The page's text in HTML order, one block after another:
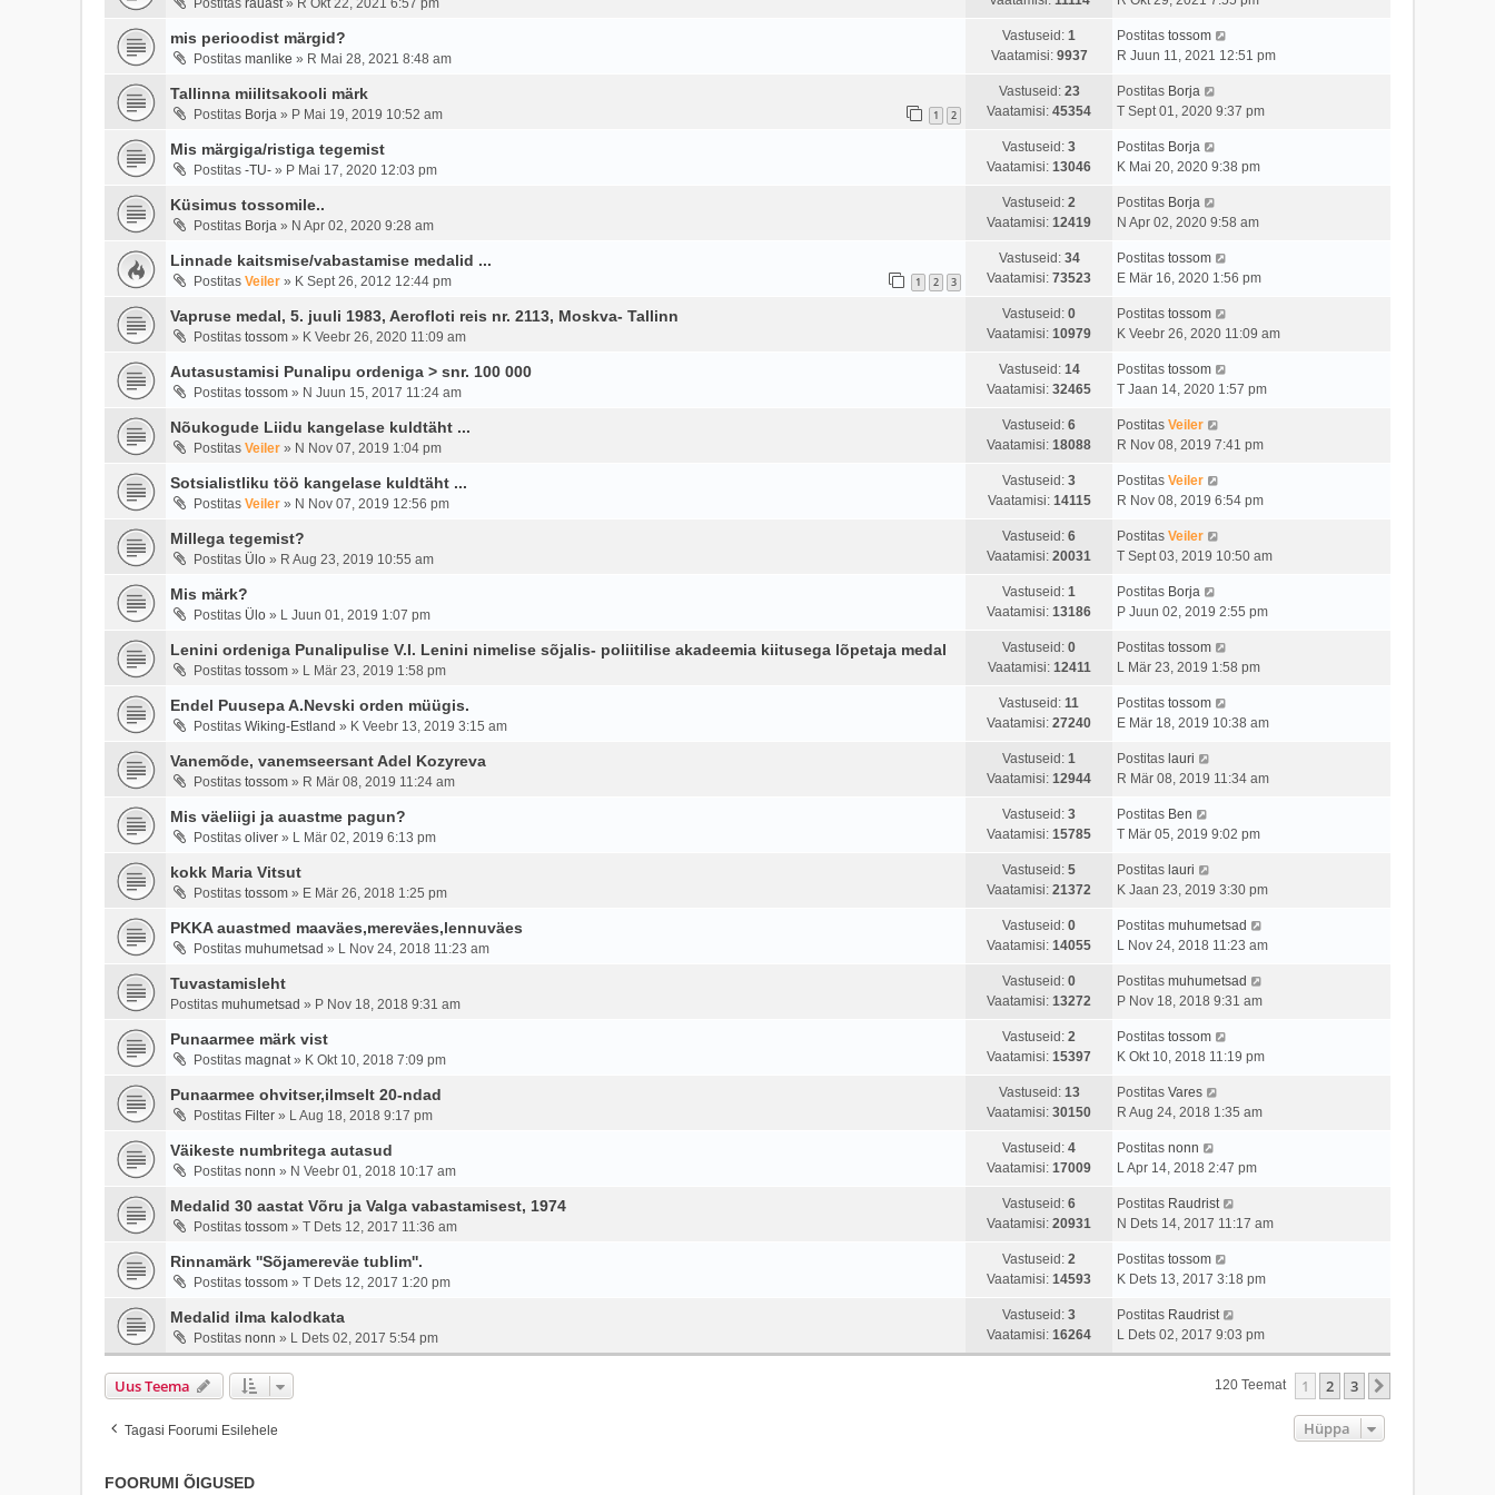
Postitas rauast» R Okt 22, 2021 6:57 pm
mis perioodist märgid?
Postitas manlike » R Mai 28, 2021 8:48 am
Vastuseid: 1
Vaatamisi: 9937
Postitas tossom
R Juun 11, 2021 12:51 pm
Tallinna miilitsakooli märk
Postitas Borja » P Mai 19, 2019 10:52 am 1 2
Vastuseid: 23
Vaatamisi: 45354
Postitas Borja
T Sept 01, 2020 9:37 pm
Mis märgiga/ristiga tegemist
Postitas -TU- » P Mai 17, 2020 12:03 pm
Vastuseid: 3
Vaatamisi: 13046
Postitas Borja
K Mai 20, 2020 9:38 pm
Küsimus tossomile..
Postitas Borja » N Apr 02, 2020 9:28 am
Vastuseid: 2
Vaatamisi: 12419
Postitas Borja
N Apr 02, 2020 9:58 am
Linnade kaitsmise/vabastamise medalid ...
Postitas Veiler » K Sept 26, 2012 12:44 pm 1 2 3
Vastuseid: 34
Vaatamisi: 73523
Postitas tossom
E Mär 16, 2020 1:56 pm
Vapruse medal, 5. juuli 1983, Aerofloti reis nr. 2113, Moskva- Tallinn
Postitas tossom » K Veebr 26, 2020 11:09 am
Vastuseid: 0
Vaatamisi: 10979
Postitas tossom
K Veebr 26, 2020 11:09 am
Autasustamisi Punalipu ordeniga > snr. 100 000
Postitas tossom » N Juun 15, 2017 11:24 am
Vastuseid: 14
Vaatamisi: 32465
Postitas tossom
T Jaan 14, 2020 1:57 pm
Nõukogude Liidu kangelase kuldtäht ...
Postitas Veiler » N Nov 07, 2019 1:04 pm
Vastuseid: 6
Vaatamisi: 18088
Postitas Veiler
R Nov 08, 2019 7:41 pm
Sotsialistliku töö kangelase kuldtäht ...
Postitas Veiler » N Nov 07, 2019 12:56 pm
Vastuseid: 3
Vaatamisi: 14115
Postitas Veiler
R Nov 08, 2019 6:54 pm
Millega tegemist?
Postitas Ülo » R Aug 23, 2019 10:55 am
Vastuseid: 6
Vaatamisi: 20031
Postitas Veiler
T Sept 03, 2019 10:50 am
Mis märk?
Postitas Ülo » L Juun 01, 2019 1:07 pm
Vastuseid: 1
Vaatamisi: 13186
Postitas Borja
P Juun 02, 2019 2:55 pm
Lenini ordeniga Punalipulise V.I. Lenini nimelise sõjalis- poliitilise akadeemia kiitusega lõpetaja medal
Postitas tossom » L Mär 23, 2019 1:58 pm
Vastuseid: 0
Vaatamisi: 12411
Postitas tossom
L Mär 23, 2019 1:58 pm
Endel Puusepa A.Nevski orden müügis.
Postitas Wiking-Estland » K Veebr 13, 2019 3:15 am
Vastuseid: 11
Vaatamisi: 27240
Postitas tossom
E Mär 18, 2019 10:38 am
Vanemõde, vanemseersant Adel Kozyreva
Postitas tossom » R Mär 08, 2019 11:24 am
Vastuseid: 1
Vaatamisi: 12944
Postitas lauri
R Mär 08, 2019 11:34 am
Mis väeliigi ja auastme pagun?
Postitas oliver » L Mär 02, 2019 6:13 pm
Vastuseid: 3
Vaatamisi: 15785
Postitas Ben
T Mär 05, 2019 9:02 pm
kokk Maria Vitsut
Postitas tossom » E Mär 26, 2018 1:25 pm
Vastuseid: 5
Vaatamisi: 21372
Postitas lauri
K Jaan 23, 2019 3:30 pm
PKKA auastmed maaväes,mereväes,lennuväes
Postitas muhumetsad » L Nov 24, 2018 11:23 am
Vastuseid: 0
Vaatamisi: 14055
Postitas muhumetsad
L Nov 24, 2018 11:23 am
Tuvastamisleht
Postitas muhumetsad » P Nov 18, 2018 9:31 am
Vastuseid: 0
Vaatamisi: 13272
Postitas muhumetsad
P Nov 18, 2018 9:31 am
Punaarmee märk vist
Postitas magnat» K Okt 10, 2018 7:09 pm
Vastuseid: 2
Vaatamisi: 15397
Postitas tossom
K Okt 10, 2018 11:19 pm
Punaarmee ohvitser,ilmselt 20-ndad
Postitas Filter » L Aug 18, 2018 9:17 pm
Vastuseid: 13
Vaatamisi: 30150
Postitas Vares
R Aug 24, 2018 1:35 am
Väikeste numbritega autasud
Postitas nonn » N Veebr 01, 2018 10:17 am
Vastuseid: 4
Vaatamisi: 17009
Postitas nonn
L Apr 14, 2018 2:47 pm
Medalid 30 aastat Võru ja Valga vabastamisest, 1974
Postitas tossom » T Dets 12, 2017 11:36 am
Vastuseid: 6
Vaatamisi: 20931
Postitas Raudrist
N Dets 14, 2017 11:17 am
Rinnamärk ''Sõjamereväe tublim''.
Postitas tossom » T Dets 12, 2017 1:20 pm
Vastuseid: 2
Vaatamisi: 14593
Postitas tossom
K Dets 13, 2017 3:18 pm
Medalid ilma kalodkata
Postitas nonn » L Dets 02, 2017 5:54 pm
Vastuseid: 3
Vaatamisi: 16264
Postitas Raudrist
L Dets 02, 2017 9:03 pm
Uus Teema 120 Teemat 1 2 3
Tagasi Foorumi Esilehele Hüppa
FOORUMI ÕIGUSED